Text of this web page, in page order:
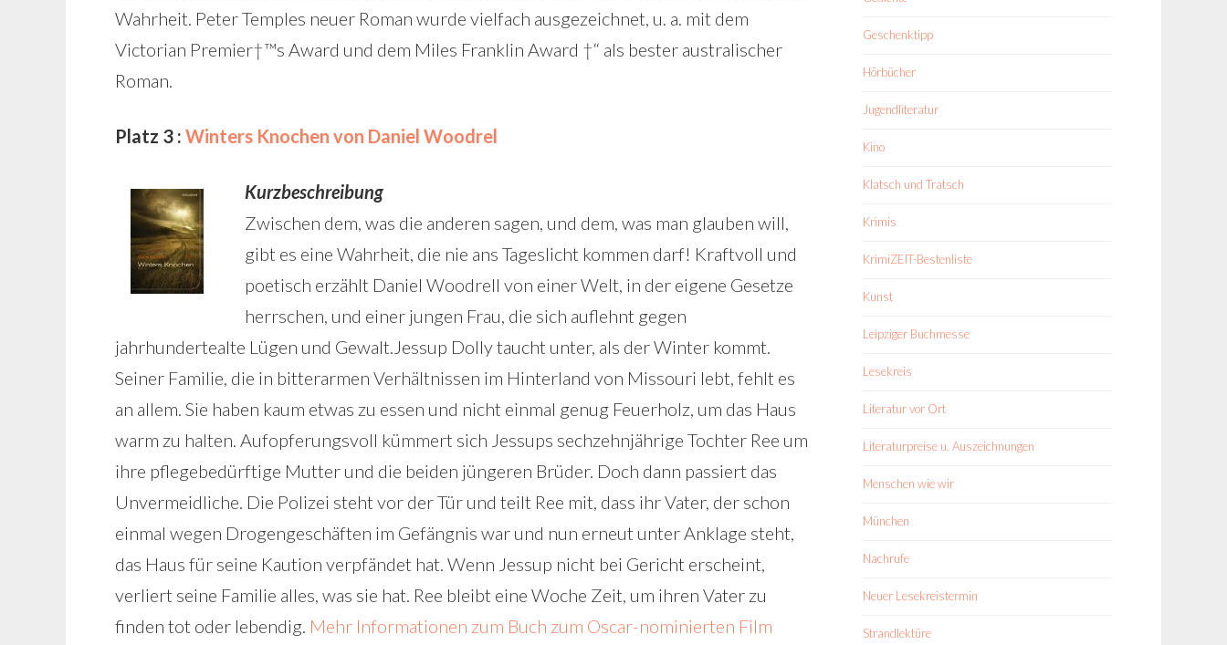
Wahrheit. Peter Temples neuer Roman wurde vielfach ausgezeichnet, u. a. mit dem
Victorian Premier†™s Award und dem Miles Franklin Award †“ als bester australischer
Roman.
Platz 3 : Winters Knochen von Daniel Woodrel
Kurzbeschreibung
Zwischen dem, was die anderen sagen, und dem, was man glauben will,
gibt es eine Wahrheit, die nie ans Tageslicht kommen darf! Kraftvoll und
poetisch erzählt Daniel Woodrell von einer Welt, in der eigene Gesetze
herrschen, und einer jungen Frau, die sich auflehnt gegen
jahrhundertealte Lügen und Gewalt.Jessup Dolly taucht unter, als der Winter kommt.
Seiner Familie, die in bitterarmen Verhältnissen im Hinterland von Missouri lebt, fehlt es
an allem. Sie haben kaum etwas zu essen und nicht einmal genug Feuerholz, um das Haus
warm zu halten. Aufopferungsvoll kümmert sich Jessups sechzehnjährige Tochter Ree um
ihre pflegebedürftige Mutter und die beiden jüngeren Brüder. Doch dann passiert das
Unvermeidliche. Die Polizei steht vor der Tür und teilt Ree mit, dass ihr Vater, der schon
einmal wegen Drogengeschäften im Gefängnis war und nun erneut unter Anklage steht,
das Haus für seine Kaution verpfändet hat. Wenn Jessup nicht bei Gericht erscheint,
verliert seine Familie alles, was sie hat. Ree bleibt eine Woche Zeit, um ihren Vater zu
finden tot oder lebendig. Mehr Informationen zum Buch zum Oscar-nominierten Film
Geschenktipp
Hörbücher
Jugendliteratur
Kino
Klatsch und Tratsch
Krimis
KrimiZEIT-Bestenliste
Kunst
Leipziger Buchmesse
Lesekreis
Literatur vor Ort
Literaturpreise u. Auszeichnungen
Menschen wie wir
München
Nachrufe
Neuer Lesekreistermin
Strandlektüre